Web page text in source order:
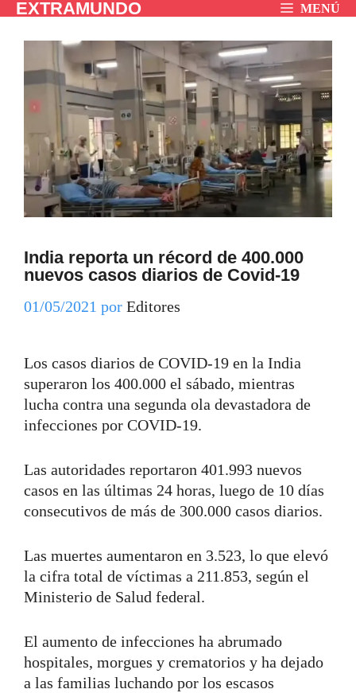
SaltarEXTRAMUNDO MENÚ
India reporta un récord de 400.000
nuevos casos diarios de Covid-19
01/05/2021 por Editores
Los casos diarios de COVID-19 en la India
superaron los 400.000 el sábado, mientras
lucha contra una segunda ola devastadora de
infecciones por COVID-19.
Las autoridades reportaron 401.993 nuevos
casos en las últimas 24 horas, luego de 10 días
consecutivos de más de 300.000 casos diarios.
Las muertes aumentaron en 3.523, lo que elevó
la cifra total de víctimas a 211.853, según el
Ministerio de Salud federal.
El aumento de infecciones ha abrumado
hospitales, morgues y crematorios y ha dejado
a las familias luchando por los escasos